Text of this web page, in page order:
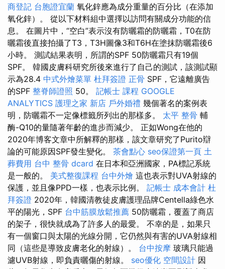
商登記 台胞證宜蘭 氧化鋅應為成分重量的百分比（在添加
氧化鋅）。 從以下材料組中選擇以訪問有關成分功能的信
息。 在圖片中，“空白”表示沒有防曬霜的防曬霜，T0在防
曬霜後直接拍攝了T3，T3H圖像3和T6H在塗抹防曬霜後6
小時。 測試結果表明，所謂的SPF 50防曬霜只有19個
SPF。 韓國皮膚科研究所後來進行了自己的測試，該測試顯
示為28.4 中式外燴菜單 杜拜簽證 正骨 SPF，它遠離廣告
的SPF 整脊師證照 50。 記帳士 課程 GOOGLE
ANALYTICS 護理之家 新店 戶外婚禮 幾個著名的案例表
明，防曬霜不一定像標籤所列出的那樣多。 太平 整骨 輔
酶-Q10的量隨著年齡的進步而減少。 正如Wong在他的
2020年博客文章中所解釋的那樣，該文章研究了Purito辯
論的可能原因SPF發生變化。 茶會點心 seo保證第一頁 土
葬費用 台中 整骨 dcard 在日本和亞洲國家，PA標記系統
是一般的。 美式整復課程 台中外燴 這也表示對UVA射線的
保護，並且像PPD一樣，也表示比例。 記帳士 成本會計 杜
拜簽證 2020年，韓國清教徒皮膚護理品牌Centella綠色水
平的陽光，SPF 台中筋膜放鬆推薦 50防曬霜，覆蓋了商店
的架子，很快就成為了許多人的最愛。 不幸的是，如果只
有一個窗口與太陽的光線分開，它仍然與有害的UVA射線相
同（這些是導致皮膚老化的射線）。 台中按摩 玻璃只能過
濾UVB射線，即負責曬傷的射線。 seo優化 空間設計 因